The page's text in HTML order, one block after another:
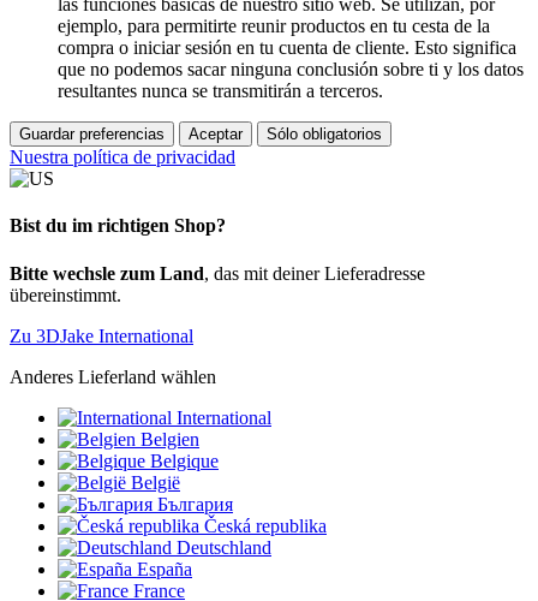
las funciones básicas de nuestro sitio web. Se utilizan, por
ejemplo, para permitirte reunir productos en tu cesta de la
compra o iniciar sesión en tu cuenta de cliente. Esto significa
que no podemos sacar ninguna conclusión sobre ti y los datos
resultantes nunca se transmitirán a terceros.
Guardar preferencias Aceptar Sólo obligatorios
Nuestra política de privacidad
Bist du im richtigen Shop?
Bitte wechsle zum Land, das mit deiner Lieferadresse
übereinstimmt.
Zu 3DJake International
Anderes Lieferland wählen
International
Belgien
Belgique
België
България
Česká republika
Deutschland
España
France